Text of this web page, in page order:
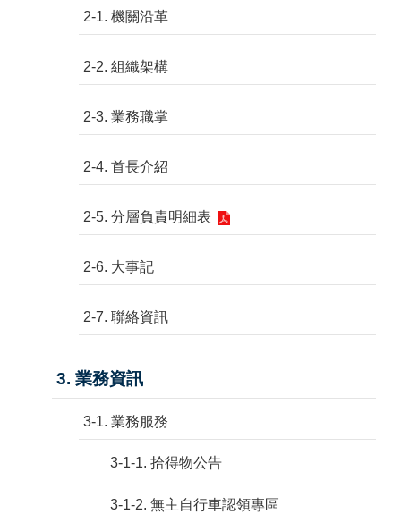
2-1. 機關沿革
2-2. 組織架構
2-3. 業務職掌
2-4. 首長介紹
2-5. 分層負責明細表
2-6. 大事記
2-7. 聯絡資訊
3. 業務資訊
3-1. 業務服務
3-1-1. 拾得物公告
3-1-2. 無主自行車認領專區